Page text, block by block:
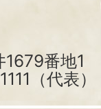
番地1
（代表）